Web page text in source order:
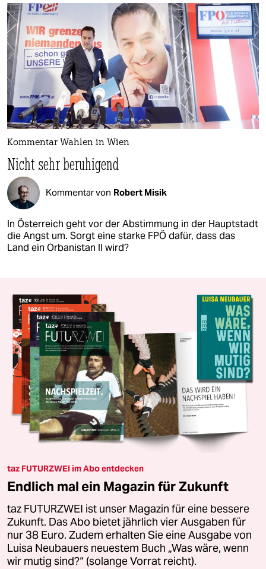
Kommentar Wahlen in Wien
Nicht sehr beruhigend
Kommentar von Robert Misik
In Österreich geht vor der Abstimmung in der Hauptstadt
die Angst um. Sorgt eine starke FPÖ dafür, dass das
Land ein Orbanistan II wird?
taz FUTURZWEI im Abo entdecken
Endlich mal ein Magazin für Zukunft
taz FUTURZWEI ist unser Magazin für eine bessere
Zukunft. Das Abo bietet jährlich vier Ausgaben für
nur 38 Euro. Zudem erhalten Sie eine Ausgabe von
Luisa Neubauers neuestem Buch „Was wäre, wenn
wir mutig sind?“ (solange Vorrat reicht).